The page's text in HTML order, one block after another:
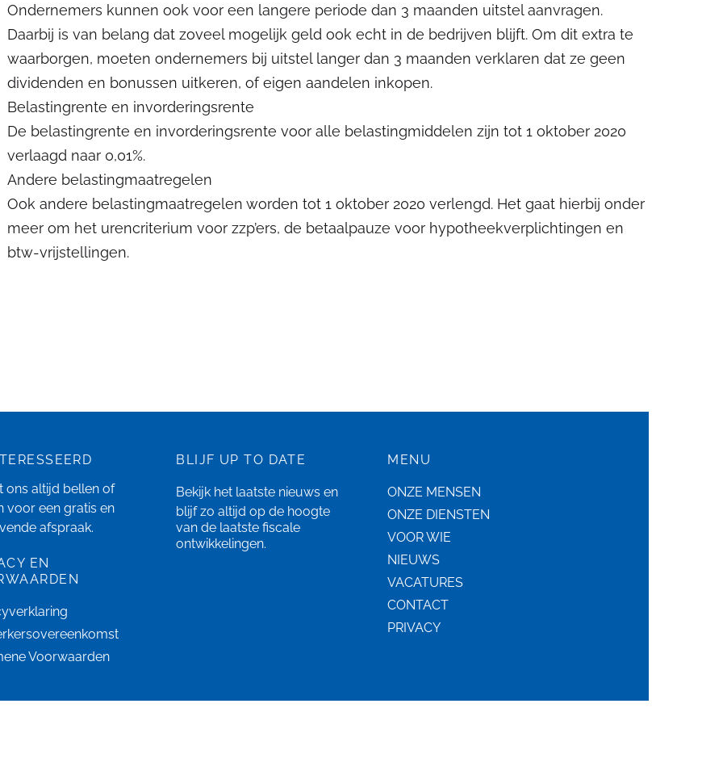
Ondernemers kunnen ook voor een langere periode dan 3 maanden uitstel aanvragen.
Daarbij is van belang dat zoveel mogelijk geld ook echt in de bedrijven blijft. Om dit extra te
waarborgen, moeten ondernemers bij uitstel langer dan 3 maanden verklaren dat ze geen
dividenden en bonussen uitkeren, of eigen aandelen inkopen.
Belastingrente en invorderingsrente
De belastingrente en invorderingsrente voor alle belastingmiddelen zijn tot 1 oktober 2020
verlaagd naar 0,01%.
Andere belastingmaatregelen
Ook andere belastingmaatregelen worden tot 1 oktober 2020 verlengd. Het gaat hierbij onder
meer om het urencriterium voor zzp’ers, de betaalpauze voor hypotheekverplichtingen en
btw-vrijstellingen.
ons altijd bellen of
voor een gratis en
afspraak.
EN
Voorwaarden
BLIJF UP TO DATE
Bekijk het laatste nieuws en
blijf zo altijd op de hoogte
van de laatste fiscale
ontwikkelingen.
MENU
ONZE MENSEN
ONZE DIENSTEN
VOOR WIE
NIEUWS
VACATURES
CONTACT
PRIVACY